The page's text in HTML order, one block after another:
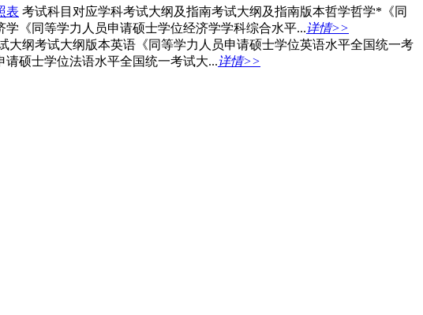
表 考试科目对应学科考试大纲及指南考试大纲及指南版本哲学哲学*《同
《同等学力人员申请硕士学位经济学学科综合水平...详情>>
大纲考试大纲版本英语《同等学力人员申请硕士学位英语水平全国统一考
硕士学位法语水平全国统一考试大...详情>>